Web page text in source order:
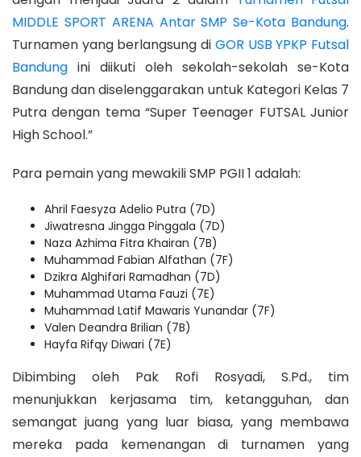
MIDDLE SPORT ARENA Antar SMP Se-Kota Bandung.
Turnamen yang berlangsung di GOR USB YPKP Futsal
Bandung ini diikuti oleh sekolah-sekolah se-Kota
Bandung dan diselenggarakan untuk Kategori Kelas 7
Putra dengan tema “Super Teenager FUTSAL Junior
High School.”
Para pemain yang mewakili SMP PGII 1 adalah:
Ahril Faesyza Adelio Putra (7D)
Jiwatresna Jingga Pinggala (7D)
Naza Azhima Fitra Khairan (7B)
Muhammad Fabian Alfathan (7F)
Dzikra Alghifari Ramadhan (7D)
Muhammad Utama Fauzi (7E)
Muhammad Latif Mawaris Yunandar (7F)
Valen Deandra Brilian (7B)
Hayfa Rifqy Diwari (7E)
Dibimbing oleh Pak Rofi Rosyadi, S.Pd., tim
menunjukkan kerjasama tim, ketangguhan, dan
semangat juang yang luar biasa, yang membawa
mereka pada kemenangan di turnamen yang